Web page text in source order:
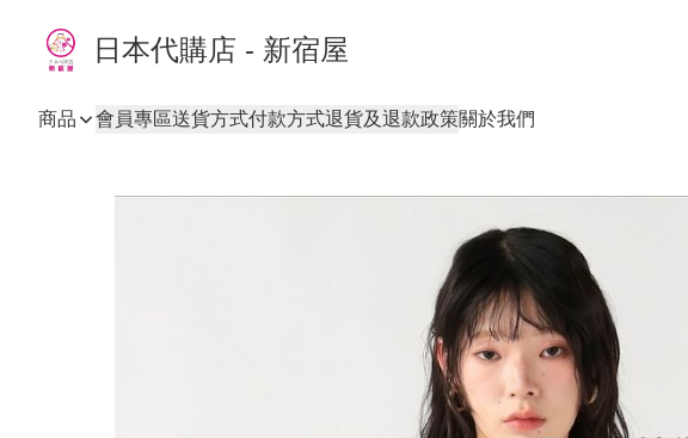
日本代購店 - 新宿屋
商品 會員專區送貨方式付款方式退貨及退款政策關於我們